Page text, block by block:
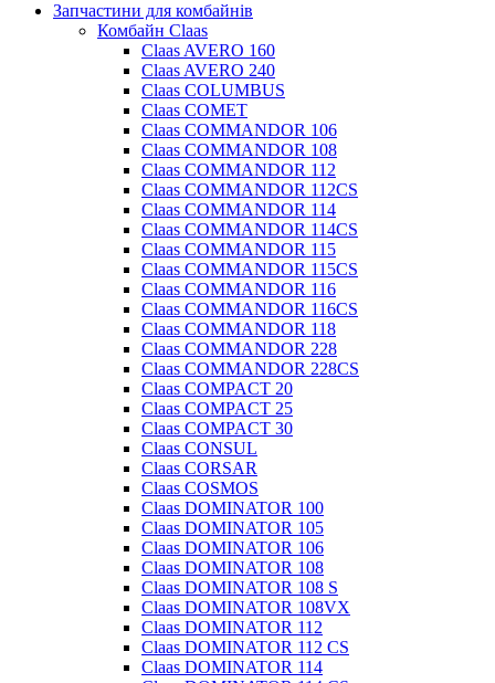
Запчастини для комбайнів
Комбайн Claas
Claas AVERO 160
Claas AVERO 240
Claas COLUMBUS
Claas COMET
Claas COMMANDOR 106
Claas COMMANDOR 108
Claas COMMANDOR 112
Claas COMMANDOR 112CS
Claas COMMANDOR 114
Claas COMMANDOR 114CS
Claas COMMANDOR 115
Claas COMMANDOR 115CS
Claas COMMANDOR 116
Claas COMMANDOR 116CS
Claas COMMANDOR 118
Claas COMMANDOR 228
Claas COMMANDOR 228CS
Claas COMPACT 20
Claas COMPACT 25
Claas COMPACT 30
Claas CONSUL
Claas CORSAR
Claas COSMOS
Claas DOMINATOR 100
Claas DOMINATOR 105
Claas DOMINATOR 106
Claas DOMINATOR 108
Claas DOMINATOR 108 S
Claas DOMINATOR 108VX
Claas DOMINATOR 112
Claas DOMINATOR 112 CS
Claas DOMINATOR 114